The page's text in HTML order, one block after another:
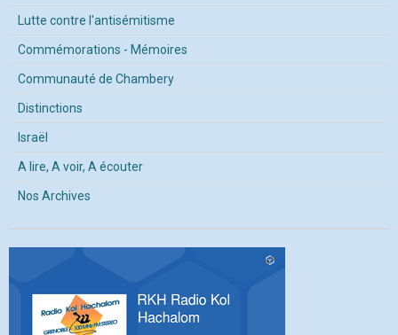
Lutte contre l'antisémitisme
Commémorations - Mémoires
Communauté de Chambery
Distinctions
Israël
A lire, A voir, A écouter
Nos Archives